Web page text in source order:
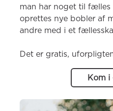
man har noget til fælles
oprettes nye bobler af
andre med i et
Det er gratis,
Kom i